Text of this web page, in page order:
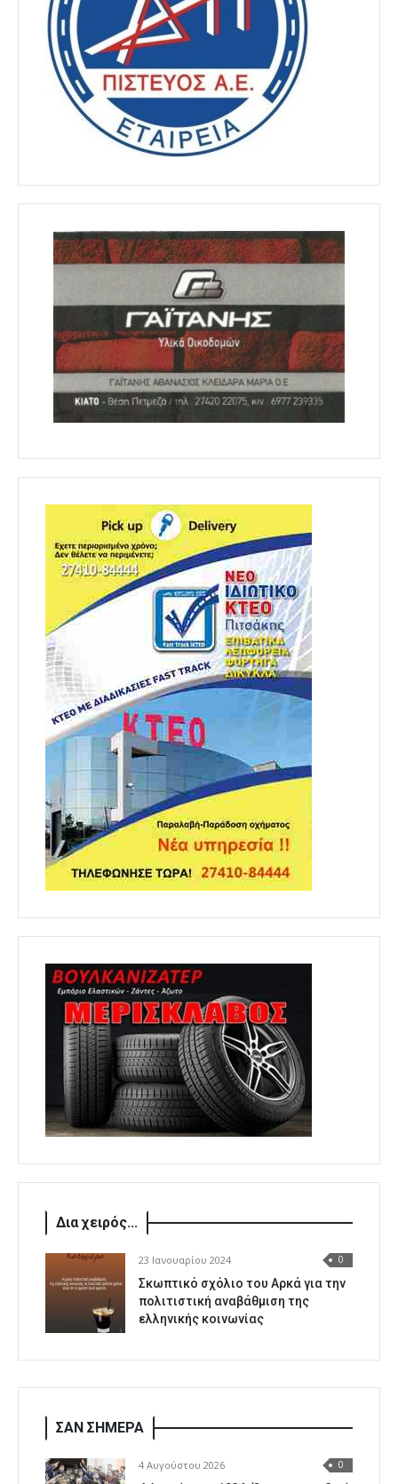
Δια χειρός...
23 Ιανουαρίου 2024 0
Σκωπτικό σχόλιο του Αρκά για την
πολιτιστική αναβάθμιση της
ελληνικής κοινωνίας
ΣΑΝ ΣΗΜΕΡΑ
4 Αυγούστου 2026 0